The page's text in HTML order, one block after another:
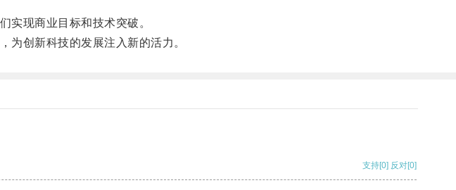
现商业目标和技术突破。
创新科技的发展注入新的活力。
支持[0] 反对[0]